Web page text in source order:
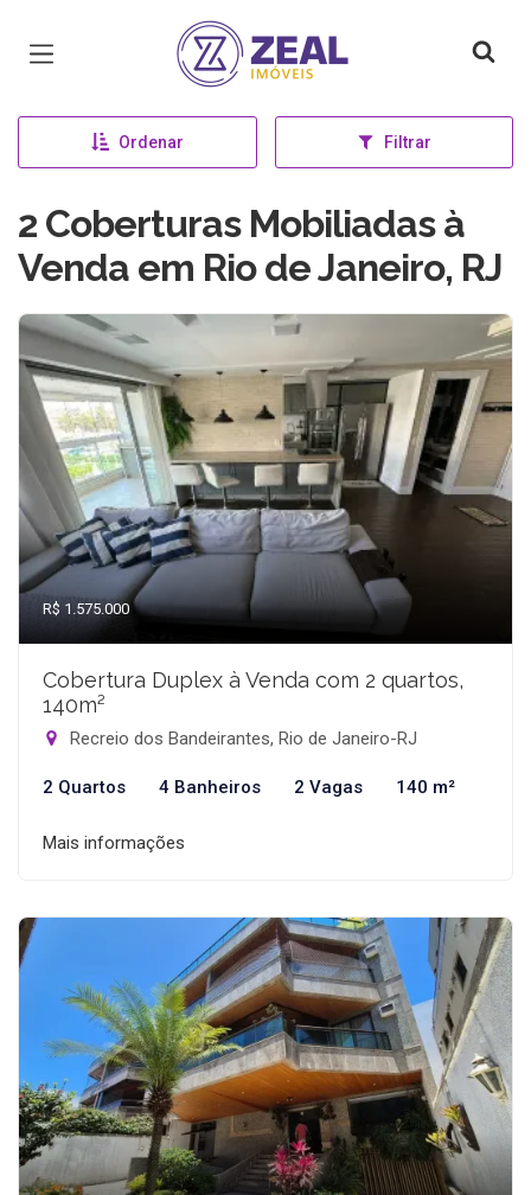
Página inicial
Ordenar Filtrar
2 Coberturas Mobiliadas à
Venda em Rio de Janeiro, RJ
R$ 1.575.000
Cobertura Duplex à Venda com 2 quartos,
140m²
Recreio dos Bandeirantes, Rio de Janeiro-RJ
2 Quartos 4 Banheiros 2 Vagas 140 m²
Mais informações